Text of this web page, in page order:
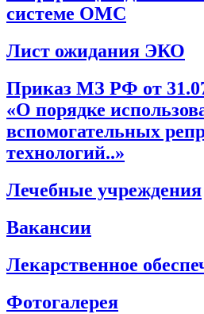
системе ОМС
Лист ожидания ЭКО
Приказ МЗ РФ от
«О порядке
вспомогательных
технологий..»
Лечебные учреждения
Вакансии
Лекарственное
Фотогалерея